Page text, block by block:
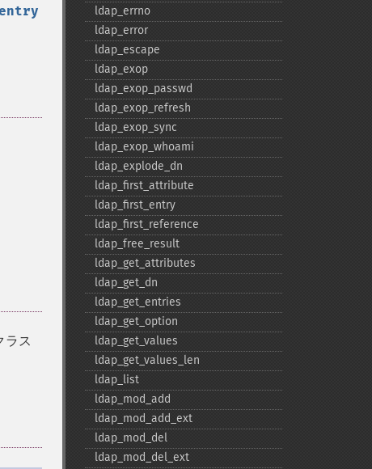
ラス
ldap_​errno
ldap_​error
ldap_​escape
ldap_​exop
ldap_​exop_​passwd
ldap_​exop_​refresh
ldap_​exop_​sync
ldap_​exop_​whoami
ldap_​explode_​dn
ldap_​first_​attribute
ldap_​first_​entry
ldap_​first_​reference
ldap_​free_​result
ldap_​get_​attributes
ldap_​get_​dn
ldap_​get_​entries
ldap_​get_​option
ldap_​get_​values
ldap_​get_​values_​len
ldap_​list
ldap_​mod_​add
ldap_​mod_​add_​ext
ldap_​mod_​del
ldap_​mod_​del_​ext